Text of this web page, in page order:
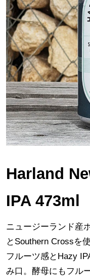
Harland
IPA 473ml
ニュージーランド産
とSouthern Crossを
フルーツ感とHazy
み口。酵母にもフル